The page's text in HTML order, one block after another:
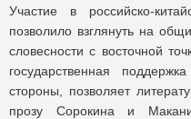
Участие в российско-
позволило взглянуть на
словесности с восточной
государственная
стороны, позволяет
прозу Сорокина и